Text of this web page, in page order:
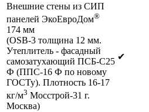
Внешние стены из СИП
панелей ЭкоЕвроДом®
174 мм
(OSB-3 толщина 12 мм.
Утеплитель - фасадный
самозатухающий ПСБ-С25
Ф (ППС-16 Ф по новому
ГОСТу). Плотность 16-17
кг/м3 Мосстрой-31 г.
Москва)
✔